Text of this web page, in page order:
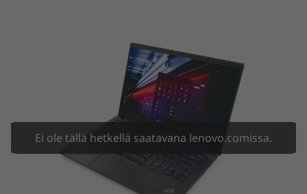
e
n
Ei ole tällä hetkellä saatavana lenovo.comissa.